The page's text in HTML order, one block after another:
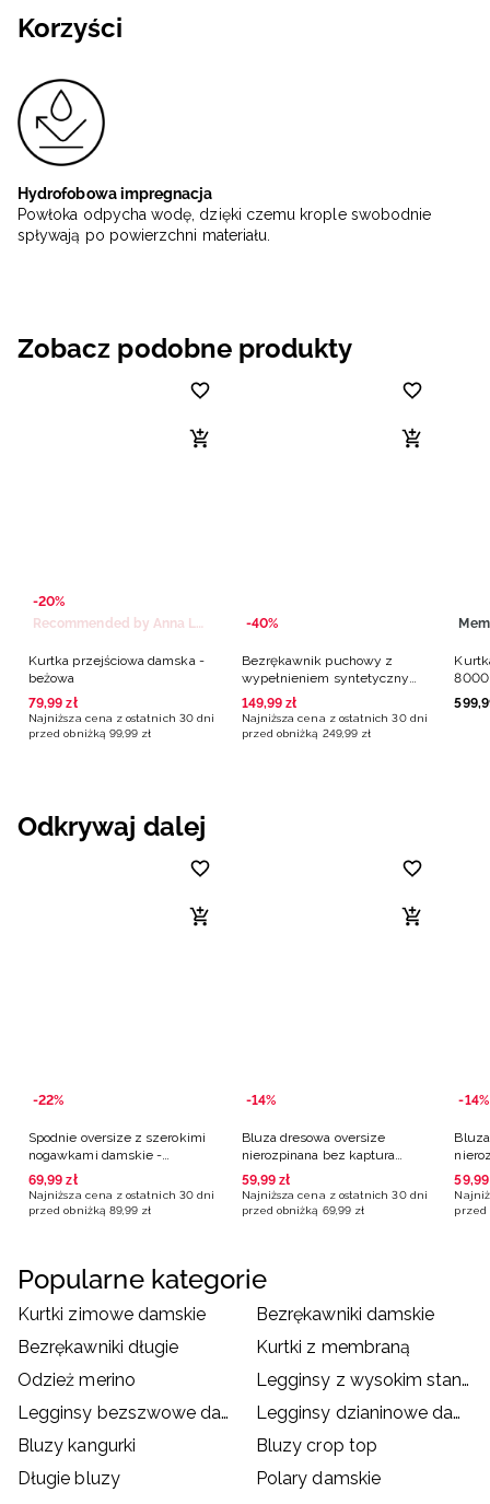
Korzyści
Hydrofobowa impregnacja
Powłoka odpycha wodę, dzięki czemu krople swobodnie
spływają po powierzchni materiału.
Zobacz podobne produkty
-20%
Recommended by Anna Lewandowska
Kurtka przejściowa damska -
beżowa
79,99 zł
Najniższa cena z ostatnich 30 dni
przed obniżką 99,99 zł
-40%
Bezrękawnik puchowy z
wypełnieniem syntetycznym
damski - beżowy
149,99 zł
Najniższa cena z ostatnich 30 dni
przed obniżką 249,99 zł
8000
599,
Odkrywaj dalej
-22%
Spodnie oversize z szerokimi
nogawkami damskie -
granatowe
69,99 zł
Najniższa cena z ostatnich 30 dni
przed obniżką 89,99 zł
-14%
Bluza dresowa oversize
nierozpinana bez kaptura
damska - granatowa
59,99 zł
Najniższa cena z ostatnich 30 dni
przed obniżką 69,99 zł
-14%
59,99
przed
Popularne kategorie
Kurtki zimowe damskie
Bezrękawniki damskie
Bezrękawniki długie
Kurtki z membraną
Odzież merino
Legginsy z wysokim stanem
Legginsy bezszwowe damskie
Legginsy dzianinowe damskie
Bluzy kangurki
Bluzy crop top
Długie bluzy
Polary damskie